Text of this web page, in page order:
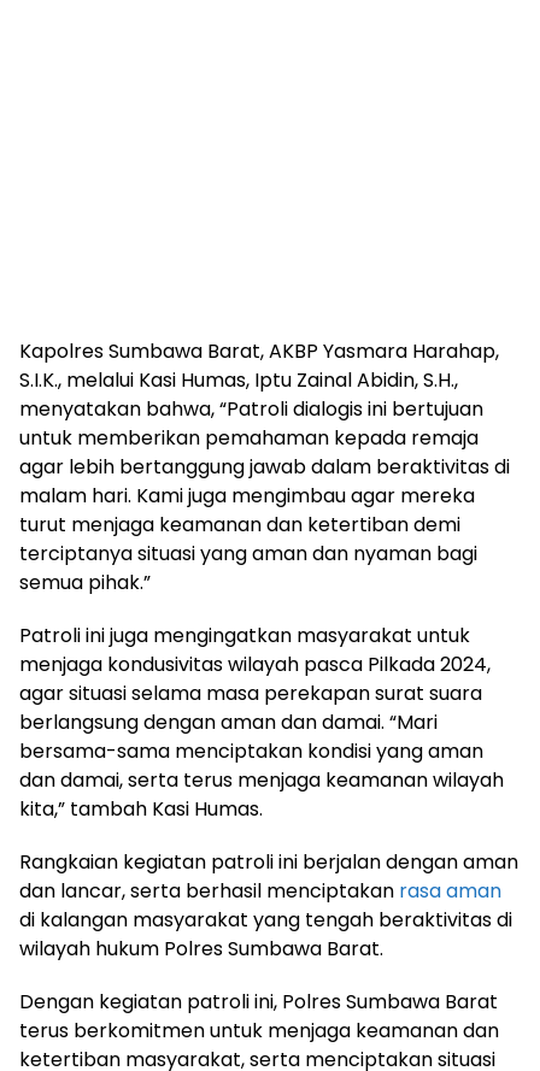
Kapolres Sumbawa Barat, AKBP Yasmara Harahap,
S.I.K., melalui Kasi Humas, Iptu Zainal Abidin, S.H.,
menyatakan bahwa, “Patroli dialogis ini bertujuan
untuk memberikan pemahaman kepada remaja
agar lebih bertanggung jawab dalam beraktivitas di
malam hari. Kami juga mengimbau agar mereka
turut menjaga keamanan dan ketertiban demi
terciptanya situasi yang aman dan nyaman bagi
semua pihak.”
Patroli ini juga mengingatkan masyarakat untuk
menjaga kondusivitas wilayah pasca Pilkada 2024,
agar situasi selama masa perekapan surat suara
berlangsung dengan aman dan damai. “Mari
bersama-sama menciptakan kondisi yang aman
dan damai, serta terus menjaga keamanan wilayah
kita,” tambah Kasi Humas.
Rangkaian kegiatan patroli ini berjalan dengan aman
dan lancar, serta berhasil menciptakan rasa aman
di kalangan masyarakat yang tengah beraktivitas di
wilayah hukum Polres Sumbawa Barat.
Dengan kegiatan patroli ini, Polres Sumbawa Barat
terus berkomitmen untuk menjaga keamanan dan
ketertiban masyarakat, serta menciptakan situasi